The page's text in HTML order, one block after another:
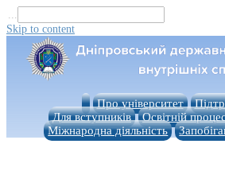
...
Skip to content
Про університет
Для вступників
Освітній
Міжнародна діяльність